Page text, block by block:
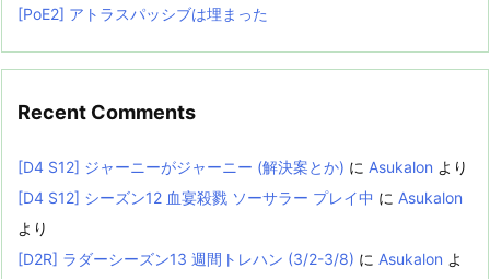
[PoE2] アトラスパッシブは埋まった
Recent Comments
[D4 S12] ジャーニーがジャーニー (解決案とか) に Asukalon より
[D4 S12] シーズン12 血宴殺戮 ソーサラー プレイ中 に Asukalon
より
[D2R] ラダーシーズン13 週間トレハン (3/2-3/8) に Asukalon よ